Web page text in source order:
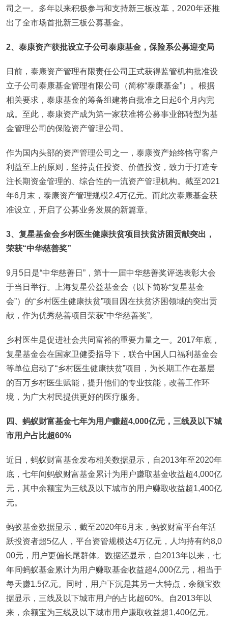
司之一。多年以来积极参与和支持新三板改革，2020年还推
出了全市场首批新三板公募基金。
2、泰康资产获批设立子公司泰康基金，保险系公募迎变局
日前，泰康资产管理有限责任公司正式获得监管机构批准设
立子公司泰康基金管理有限公司（简称“泰康基金”）。根据
相关要求，泰康基金的筹备组建将自批准之日起6个月内完
成。至此，泰康资产成为第一家获准将公募事业部转型为基
金管理公司的保险资产管理公司。
作为国内头部的资产管理公司之一，泰康资产始终恪守客户
利益至上的原则，坚持责任投资、价值投资，致力于打造专
注长期资金管理的、综合性的一流资产管理机构。截至2021
年6月末，泰康资产管理规模2.4万亿元。而此次泰康基金获
准设立，开启了公募业务发展的新篇章。
3、复星基金会乡村医生健康扶贫项目扶贫济困贡献突出，
荣获“中华慈善奖”
9月5日是“中华慈善日”，第十一届中华慈善奖评选表彰大会
于当日举行。上海复星公益基金会（以下简称“复星基金
会”）的“乡村医生健康扶贫”项目因在扶贫济困领域的突出贡
献，作为优秀慈善项目荣获“中华慈善奖”。
乡村医生是促进社会共同富裕的重要力量之一。2017年底，
复星基金会在国家卫健委指导下，联合中国人口福利基金会
等单位启动了“乡村医生健康扶贫”项目，为长期工作在基层
的百万乡村医生赋能，提升他们的专业技能，改善工作环
境，为广大村民提供更好的医疗服务。
四、蚂蚁财富基金七年为用户赚超4,000亿元，三线及以下城
市用户占比超60%
近日，蚂蚁财富基金发布相关数据显示，自2013年至2020年
底，七年间蚂蚁财富基金累计为用户赚取基金收益超4,000亿
元，其中余额宝为三线及以下城市的用户赚取收益超1,400亿
元。
蚂蚁基金数据显示，截至2020年6月末，蚂蚁财富平台年活
跃投资者超5亿人，平台资管规模达4万亿元，人均持有约8,0
00元，用户更偏长尾群体。数据还显示，自2013年以来，七
年间蚂蚁基金累计为用户赚取基金收益超4,000亿元，相当于
每天赚1.5亿元。同时，用户下沉是其另一大特点，余额宝数
据显示，三线及以下城市用户的占比超60%。自2013年以
来，余额宝为三线及以下城市用户赚取收益超1,400亿元。